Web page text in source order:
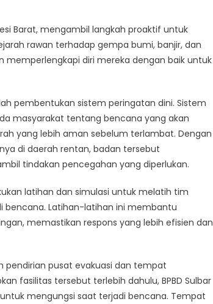
Barat, mengambil langkah proaktif untuk
rawan terhadap gempa bumi, banjir, dan
diri mereka dengan baik untuk
pembentukan sistem peringatan dini. Sistem
masyarakat tentang bencana yang akan
yang lebih aman sebelum terlambat. Dengan
di daerah rentan, badan tersebut
tindakan pencegahan yang diperlukan.
latihan dan simulasi untuk melatih tim
bencana. Latihan-latihan ini membantu
memastikan respons yang lebih efisien dan
pendirian pusat evakuasi dan tempat
fasilitas tersebut terlebih dahulu, BPBD Sulbar
mengungsi saat terjadi bencana. Tempat